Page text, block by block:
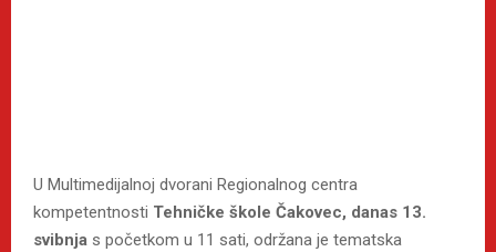
U Multimedijalnoj dvorani Regionalnog centra
kompetentnosti Tehničke škole Čakovec, danas 13.
svibnja s početkom u 11 sati, održana je tematska